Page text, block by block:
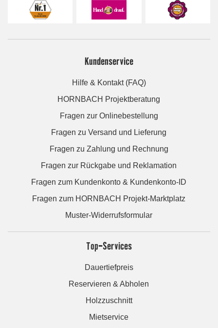
Kundenservice
Hilfe & Kontakt (FAQ)
HORNBACH Projektberatung
Fragen zur Onlinebestellung
Fragen zu Versand und Lieferung
Fragen zu Zahlung und Rechnung
Fragen zur Rückgabe und Reklamation
Fragen zum Kundenkonto & Kundenkonto-ID
Fragen zum HORNBACH Projekt-Marktplatz
Muster-Widerrufsformular
Top-Services
Dauertiefpreis
Reservieren & Abholen
Holzzuschnitt
Mietservice